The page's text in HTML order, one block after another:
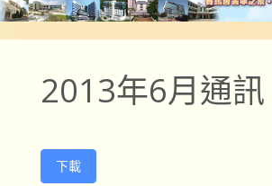
2013年6月通訊
下載